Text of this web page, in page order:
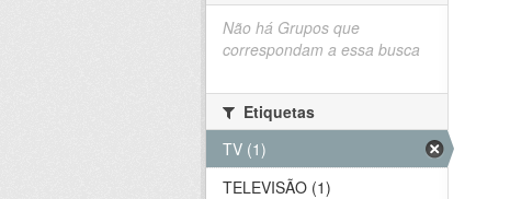
Não há Grupos que
correspondam a essa busca
Etiquetas
TV (1)
TELEVISÃO (1)